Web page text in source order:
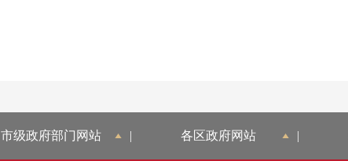
市级政府部门网站 | 各区政府网站 |